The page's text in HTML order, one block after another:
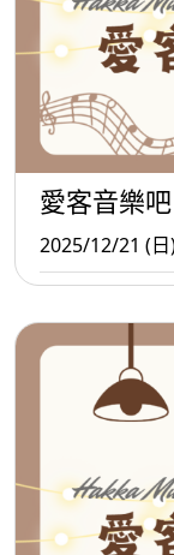
愛客音樂吧
2025/12/21 (